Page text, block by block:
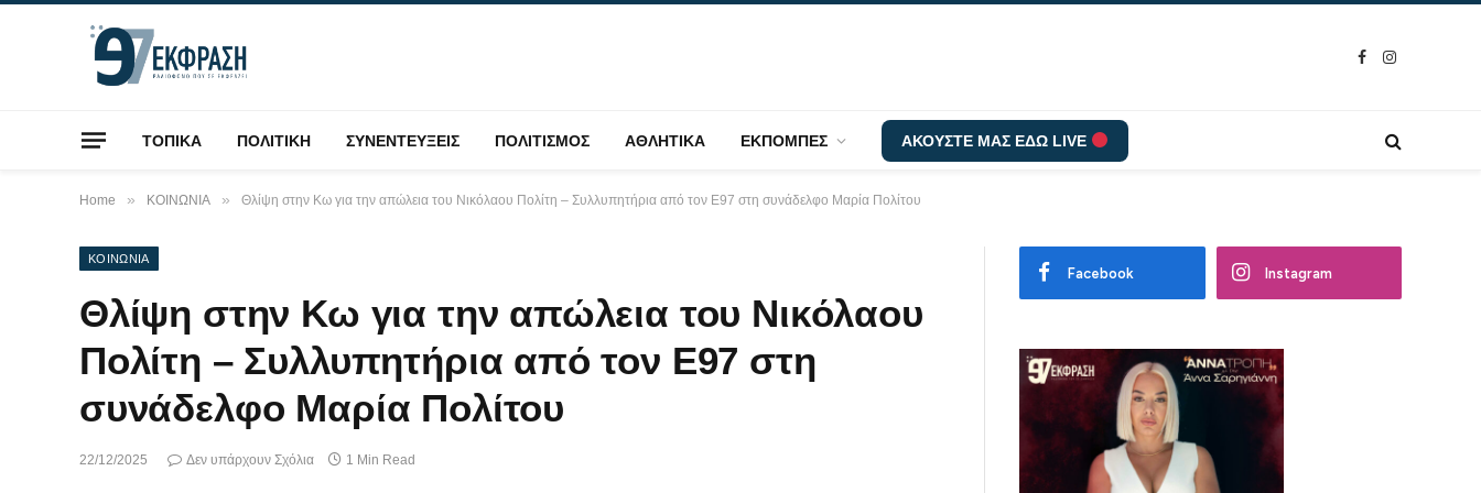
Facebook
Instagram
ΤΟΠΙΚΑ ΠΟΛΙΤΙΚΗ ΣΥΝΕΝΤΕΥΞΕΙΣ ΠΟΛΙΤΙΣΜΟΣ ΑΘΛΗΤΙΚΑ ΕΚΠΟΜΠΕΣ ΑΚΟΥΣΤΕ ΜΑΣ ΕΔΩ LIVE
Home » ΚΟΙΝΩΝΙΑ » Θλίψη στην Κω για την απώλεια του Νικόλαου Πολίτη – Συλλυπητήρια από τον Ε97 στη συνάδελφο Μαρία Πολίτου
ΚΟΙΝΩΝΙΑ
Θλίψη στην Κω για την απώλεια του Νικόλαου
Πολίτη – Συλλυπητήρια από τον Ε97 στη
συνάδελφο Μαρία Πολίτου
22/12/2025 Δεν υπάρχουν Σχόλια 1 Min Read
Facebook Instagram